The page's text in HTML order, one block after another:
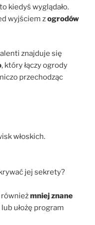
kiedyś wyglądało.
wyjściem zogrodów
znajduje się
, który łączy ogrody
przechodząc
włoskich.
jej sekrety?
mniej znane
ułożę program